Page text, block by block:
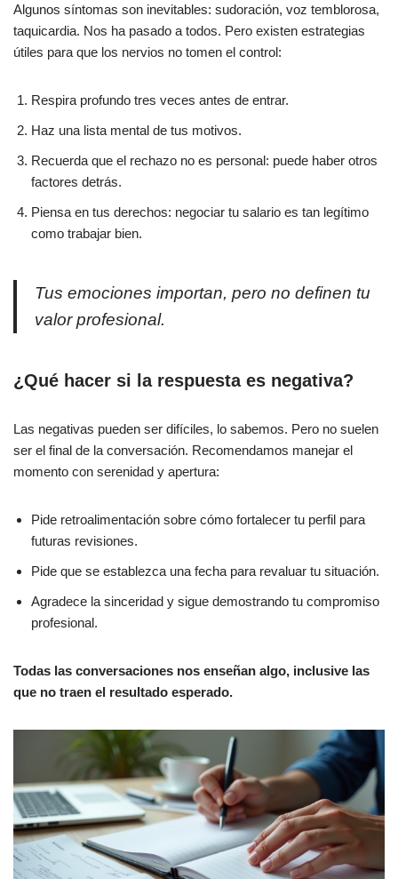
Algunos síntomas son inevitables: sudoración, voz temblorosa,
taquicardia. Nos ha pasado a todos. Pero existen estrategias
útiles para que los nervios no tomen el control:
Respira profundo tres veces antes de entrar.
Haz una lista mental de tus motivos.
Recuerda que el rechazo no es personal: puede haber otros
factores detrás.
Piensa en tus derechos: negociar tu salario es tan legítimo
como trabajar bien.
Tus emociones importan, pero no definen tu
valor profesional.
¿Qué hacer si la respuesta es negativa?
Las negativas pueden ser difíciles, lo sabemos. Pero no suelen
ser el final de la conversación. Recomendamos manejar el
momento con serenidad y apertura:
Pide retroalimentación sobre cómo fortalecer tu perfil para
futuras revisiones.
Pide que se establezca una fecha para revaluar tu situación.
Agradece la sinceridad y sigue demostrando tu compromiso
profesional.
Todas las conversaciones nos enseñan algo, inclusive las
que no traen el resultado esperado.